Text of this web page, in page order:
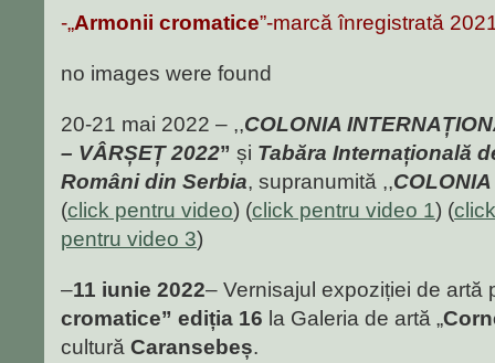
-„Armonii cromatice”-marcă înregistrată
no images were found
20-21 mai 2022 – ,,COLONIA
– VÂRȘEȚ 2022” și Tabăra Internațională
Români din Serbia, supranumită ,,
(click pentru video) (click pentru video 1) (
pentru video 3)
–11 iunie 2022– Vernisajul expoziției de artă
cromatice” ediția 16 la Galeria de artă „
cultură Caransebeș.